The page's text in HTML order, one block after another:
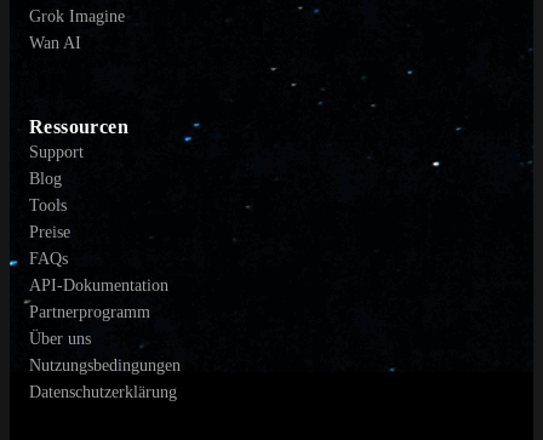
Grok Imagine
Wan AI
Ressourcen
Support
Blog
Tools
Preise
FAQs
API-Dokumentation
Partnerprogramm
Über uns
Nutzungsbedingungen
Datenschutzerklärung